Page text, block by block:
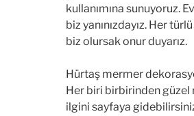
kullanımına sunuyoruz.
biz yanınızdayız. Her
biz olursak onur duyarız.
Hürtaş mermer
Her biri birbirinden güzel
ilgini sayfaya